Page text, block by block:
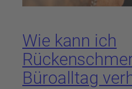
Wie kann ich
Büroalltag